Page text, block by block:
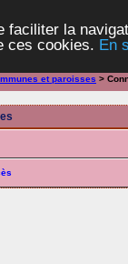
faciliter la
ces cookies. En
et paroisses >